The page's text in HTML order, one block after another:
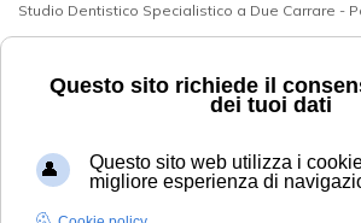
Studio Dentistico Specialistico a Due Carrare -